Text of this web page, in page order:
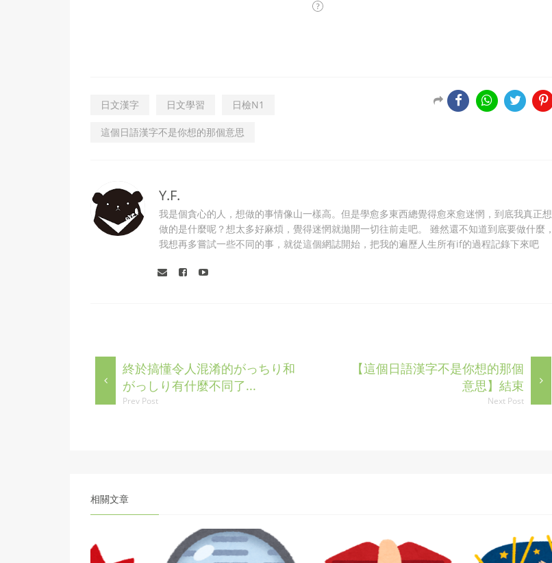
日文漢字 日文學習 日檢N1
這個日語漢字不是你想的那個意思
Y.F.
我是個貪心的人，想做的事情像山一樣高。但是學愈多東西總覺得愈來愈迷惘，到底我真正想
做的是什麼呢？想太多好麻煩，覺得迷惘就拋開一切往前走吧。 雖然還不知道到底要做什麼，
我想再多嘗試一些不同的事，就從這個網誌開始，把我的遍歷人生所有if的過程記錄下來吧
【這個日語漢字不是你想的那個
意思】結束
Next Post
終於搞懂令人混淆的がっちり和
がっしり有什麼不同了...
Prev Post
相關文章